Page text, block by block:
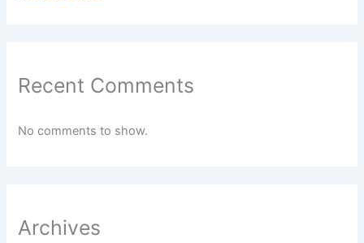
Recent Comments
No comments to show.
Archives